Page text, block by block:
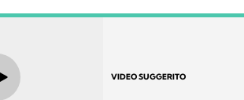
VIDEO SUGGERITO